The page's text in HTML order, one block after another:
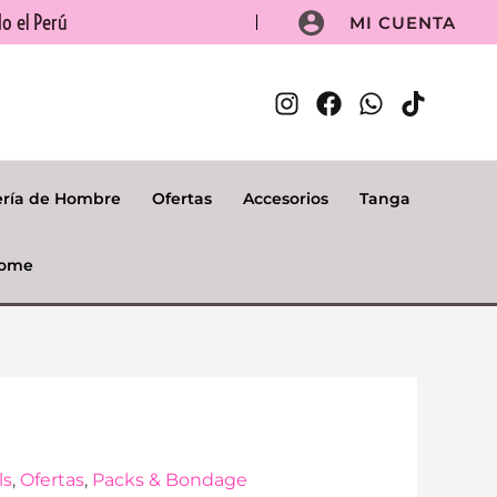
el Perú MI CUENTA
de Hombre Ofertas Accesorios Tanga
,Ofertas, Packs & Bondage
El